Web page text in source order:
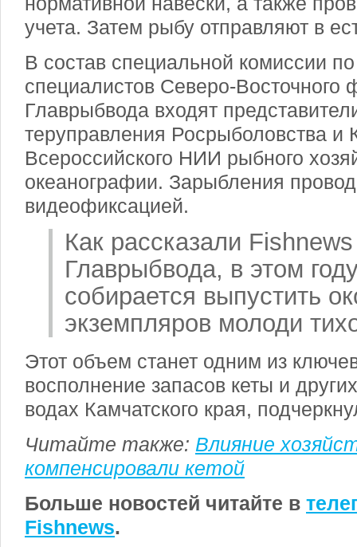
учета. Затем рыбу отправляют в
В состав специальной комиссии
специалистов Северо-Восточного
Главрыбвода входят
теруправления Росрыболовства и
Всероссийского НИИ рыбного
океанографии. Зарыбления
видеофиксацией.
Как рассказали
Главрыбвода, в этом
собирается выпустить
экземпляров молоди
Этот объем станет одним из
восполнение запасов кеты и
водах Камчатского края,
Читайте также: Влияние
компенсировали кетой
Больше новостей читайте в
Fishnews.